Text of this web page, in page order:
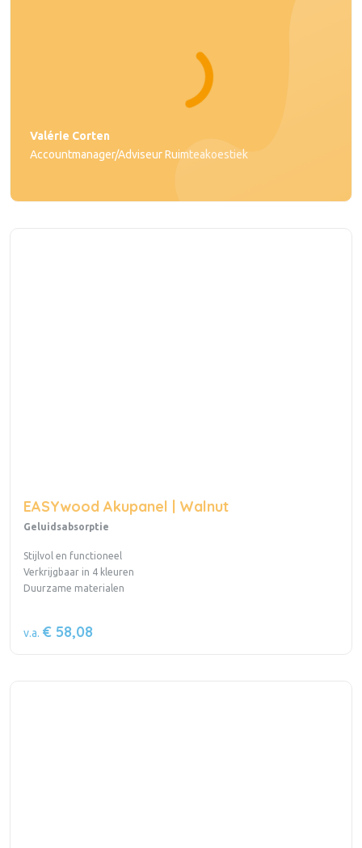
Valérie Corten
Accountmanager/Adviseur Ruimteakoestiek
EASYwood Akupanel | Walnut
Geluidsabsorptie
Stijlvol en functioneel
Verkrijgbaar in 4 kleuren
Duurzame materialen
v.a. € 58,08